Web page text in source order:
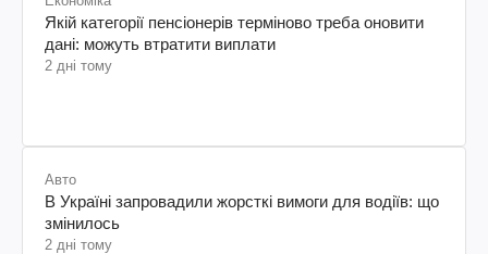
Якій категорії пенсіонерів терміново треба оновити
дані: можуть втратити виплати
2 дні тому
Авто
В Україні запровадили жорсткі вимоги для водіїв: що
змінилось
2 дні тому